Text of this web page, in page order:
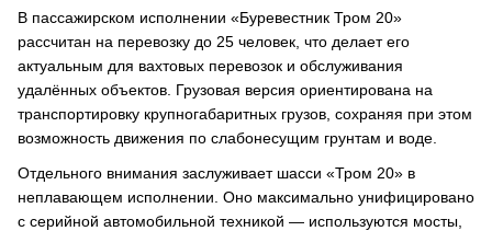
В пассажирском исполнении «Буревестник Тром 20»
рассчитан на перевозку до 25 человек, что делает его
актуальным для вахтовых перевозок и обслуживания
удалённых объектов. Грузовая версия ориентирована на
транспортировку крупногабаритных грузов, сохраняя при этом
возможность движения по слабонесущим грунтам и воде.
Отдельного внимания заслуживает шасси «Тром 20» в
неплавающем исполнении. Оно максимально унифицировано
с серийной автомобильной техникой — используются мосты,